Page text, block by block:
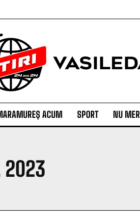
ACUM SPORT NU
2023